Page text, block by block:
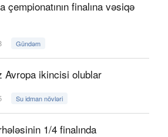
finalına vəsiqə
Gündəm
Avropa ikincisi olublar
Su idman növləri
1/4 finalında